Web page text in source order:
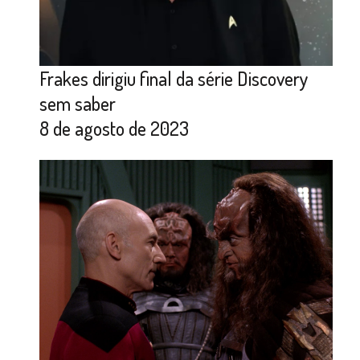
Frakes dirigiu final da série Discovery
sem saber
8 de agosto de 2023